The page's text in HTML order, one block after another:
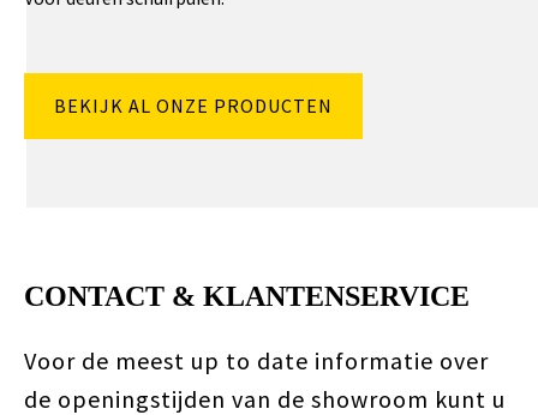
BEKIJK AL ONZE PRODUCTEN
CONTACT & KLANTENSERVICE
Voor de meest up to date informatie over
de openingstijden van de showroom kunt u